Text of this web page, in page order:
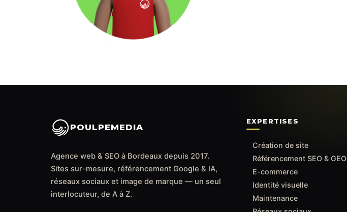
POULPEMEDIA
Agence web & SEO à Bordeaux depuis 2017.
Sites sur-mesure, référencement Google & IA,
réseaux sociaux et image de marque — un seul
interlocuteur, de A à Z.
EXPERTISES
Création de site
Référencement SEO & GEO
E-commerce
Identité visuelle
Maintenance